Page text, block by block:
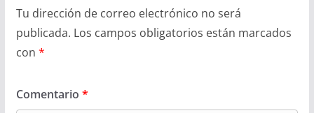
Tu dirección de correo electrónico no será
publicada. Los campos obligatorios están marcados
con *
Comentario *